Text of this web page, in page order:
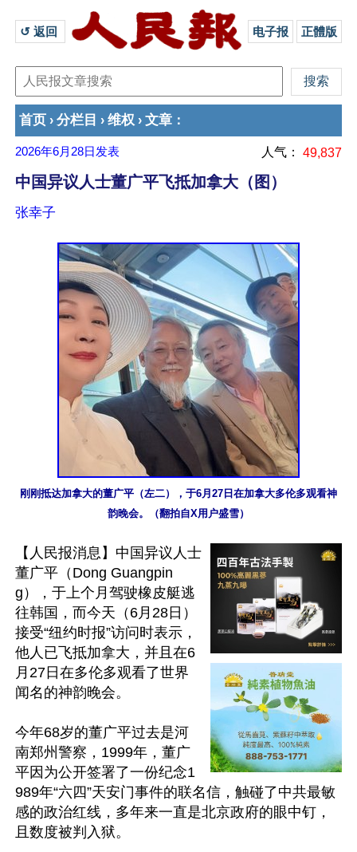
↺ 返回 电子报 正體版
首页 › 分栏目 › 维权 › 文章 ：
2026年6月28日 发表 人气： 49,837
中国异议人士董广平飞抵加拿大（图）
张幸子
刚刚抵达加拿大的董广平（左二），于6月27日在加拿大多伦多观看神
韵晚会。（翻拍自X用户盛雪）
【人民报消息】中国异议人士
董广平（Dong Guangpin
g），于上个月驾驶橡皮艇逃
往韩国，而今天（6月28日）
接受“纽约时报”访问时表示，
他人已飞抵加拿大，并且在6
月27日在多伦多观看了世界
闻名的神韵晚会。
今年68岁的董广平过去是河
南郑州警察，1999年，董广
平因为公开签署了一份纪念1
989年“六四”天安门事件的联名信，触碰了中共最敏
感的政治红线，多年来一直是北京政府的眼中钉，
且数度被判入狱。